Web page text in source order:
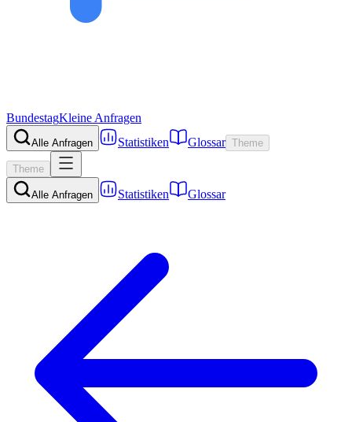
BundestagKleine Anfragen
Alle Anfragen Statistiken Glossar Theme
Theme
Alle Anfragen Statistiken Glossar